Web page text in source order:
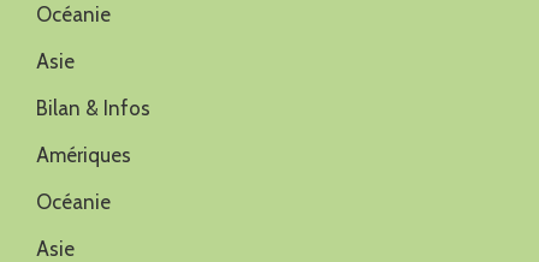
Océanie
Asie
Bilan & Infos
Amériques
Océanie
Asie